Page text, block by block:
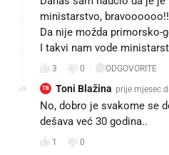
ministarstvo,
Da nije možda primorsko-
I takvi nam vode
3 0 ODGOVORITE
TB Toni Blažina prije mjesec
No, dobro je svakome se
dešava već 30 godina..
1 0